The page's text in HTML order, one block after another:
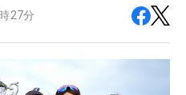
27分